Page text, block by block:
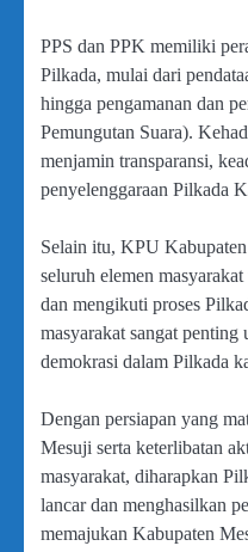
PPS dan PPK memiliki
Pilkada, mulai dari
hingga pengamanan dan
Pemungutan Suara).
menjamin transparansi,
penyelenggaraan Pilkada
Selain itu, KPU
seluruh elemen
dan mengikuti proses
masyarakat sangat
demokrasi dalam Pilkada
Dengan persiapan yang
Mesuji serta keterlibatan
masyarakat, diharapkan
lancar dan menghasilkan
memajukan Kabupaten